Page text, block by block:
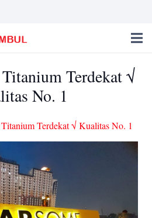
Terdekat √
No. 1
Terdekat √ Kualitas No. 1